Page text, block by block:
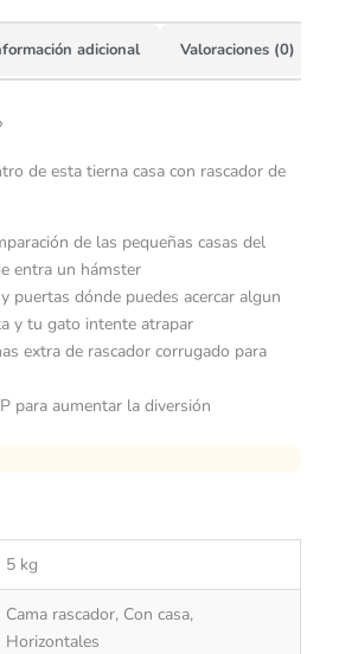
adicional Valoraciones (0)
de esta tierna casa con rascador de
de las pequeñas casas del
entra un hámster
puertas dónde puedes acercar algun
y tu gato intente atrapar
extra de rascador corrugado para
para aumentar la diversión
5 kg
Cama rascador, Con casa,
Horizontales